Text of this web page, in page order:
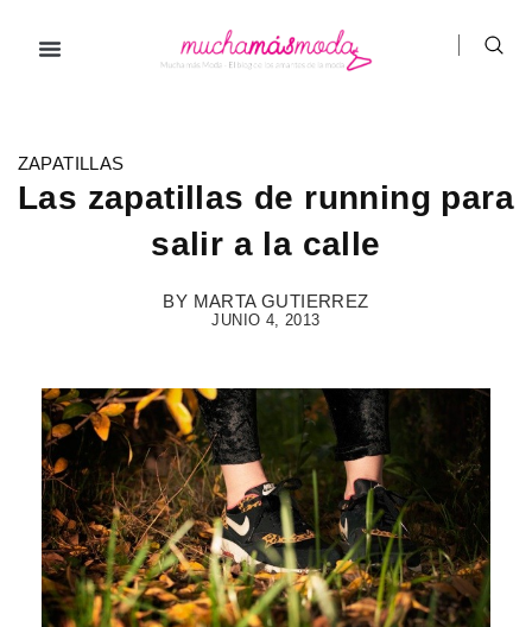
contenido
ZAPATILLAS
Las zapatillas de running para
salir a la calle
BY MARTA GUTIERREZ
JUNIO 4, 2013